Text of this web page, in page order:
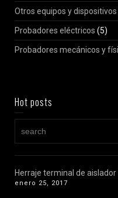
Otros equipos y dispositivos
Probadores eléctricos (5)
Probadores mecánicos y
Hot posts
Herraje terminal de
enero 25, 2017